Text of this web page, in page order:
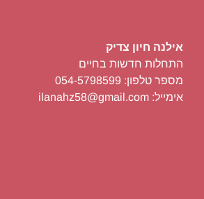
אילנה חיון צדיק
התחלות חדשות בחיים
מספר טלפון: 054-5798599
אימייל: ilanahz58@gmail.com
קבל/י את המדריך
להגיע להערכה